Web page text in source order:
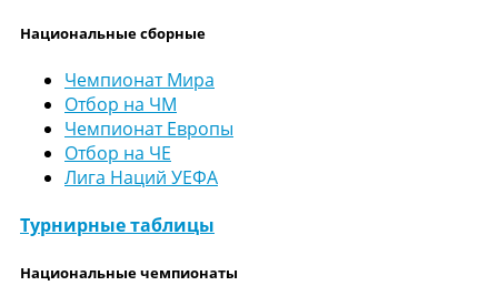
Национальные сборные
Чемпионат Мира
Отбор на ЧМ
Чемпионат Европы
Отбор на ЧЕ
Лига Наций УЕФА
Турнирные таблицы
Национальные чемпионаты